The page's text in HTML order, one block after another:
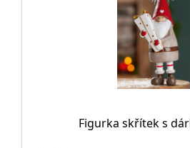
Figurka skřítek s